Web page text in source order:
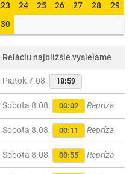
23
24 25 26 27 28
29
30
Reláciu najbližšie vysielame
Piatok 7.08. 18:59
Sobota 8.08. 00:02 Repríza
Sobota 8.08. 00:11 Repríza
Sobota 8.08. 00:55 Repríza